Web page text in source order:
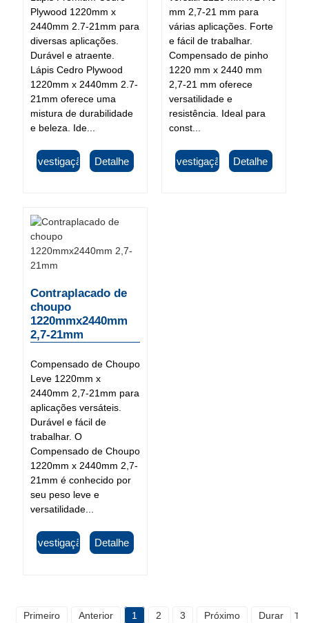
Plywood 1220mm x
2440mm 2.7-21mm para
diversas aplicações.
Durável e atraente.
Lápis Cedro Plywood
1220mm x 2440mm 2.7-
21mm oferece uma
mistura de durabilidade
e beleza. Ide...
Investigação Detalhe
mm 2,7-21 mm para
várias aplicações. Forte
e fácil de trabalhar.
Compensado de pinho
1220 mm x 2440 mm
2,7-21 mm oferece
versatilidade e
resistência. Ideal para
const...
Investigação Detalhe
Contraplacado de
choupo
1220mmx2440mm
2,7-21mm
Compensado de Choupo
Leve 1220mm x
2440mm 2,7-21mm para
aplicações versáteis.
Durável e fácil de
trabalhar. O
Compensado de Choupo
1220mm x 2440mm 2,7-
21mm é conhecido por
seu peso leve e
versatilidade...
Investigação Detalhe
Primeiro Anterior 1 2 3 Próximo Durar